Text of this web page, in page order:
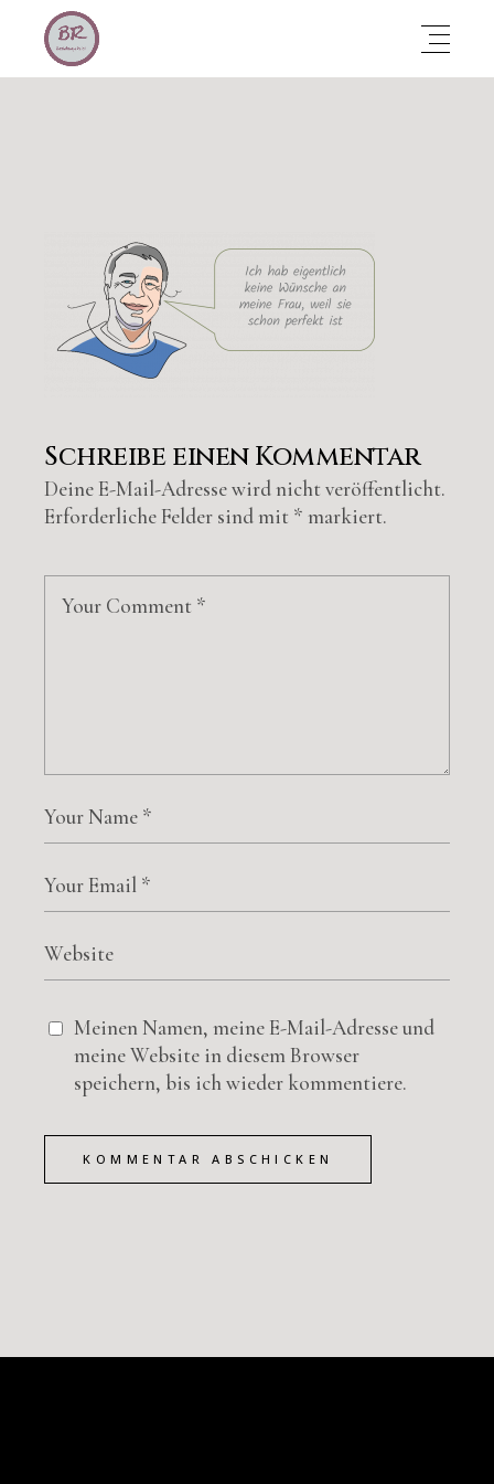
Schreibe einen Kommentar
Deine E-Mail-Adresse wird nicht veröffentlicht.
Erforderliche Felder sind mit * markiert.
Meinen Namen, meine E-Mail-Adresse und
meine Website in diesem Browser
speichern, bis ich wieder kommentiere.
KOMMENTAR ABSCHICKEN